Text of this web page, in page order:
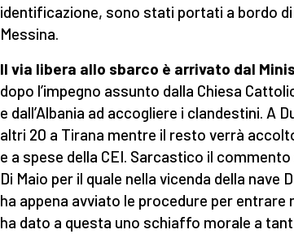
identificazione, sono stati portati a bordo
Messina.
Il via libera allo sbarco è arrivato dal
dopo l’impegno assunto dalla Chiesa
e dall’Albania ad accogliere i clandestini. A
altri 20 a Tirana mentre il resto verrà
e a spese della CEI. Sarcastico il
Di Maio per il quale nella vicenda della nave
ha appena avviato le procedure per entrare
ha dato a questa uno schiaffo morale a